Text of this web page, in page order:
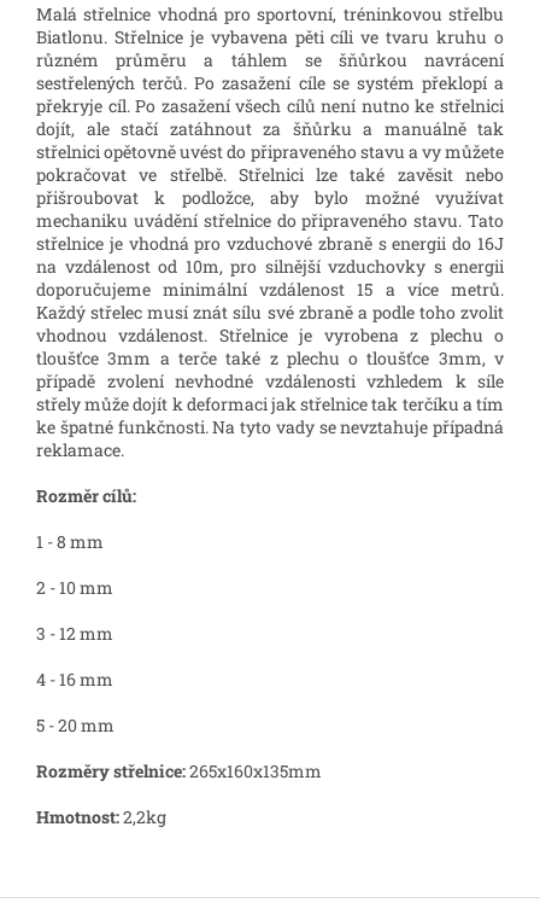
Malá střelnice vhodná pro sportovní, tréninkovou střelbu
Biatlonu. Střelnice je vybavena pěti cíli ve tvaru kruhu o
různém průměru a táhlem se šňůrkou navrácení
sestřelených terčů. Po zasažení cíle se systém překlopí a
překryje cíl. Po zasažení všech cílů není nutno ke střelnici
dojít, ale stačí zatáhnout za šňůrku a manuálně tak
střelnici opětovně uvést do připraveného stavu a vy můžete
pokračovat ve střelbě. Střelnici lze také zavěsit nebo
přišroubovat k podložce, aby bylo možné využívat
mechaniku uvádění střelnice do připraveného stavu. Tato
střelnice je vhodná pro vzduchové zbraně s energii do 16J
na vzdálenost od 10m, pro silnější vzduchovky s energii
doporučujeme minimální vzdálenost 15 a více metrů.
Každý střelec musí znát sílu své zbraně a podle toho zvolit
vhodnou vzdálenost. Střelnice je vyrobena z plechu o
tloušťce 3mm a terče také z plechu o tloušťce 3mm, v
případě zvolení nevhodné vzdálenosti vzhledem k síle
střely může dojít k deformaci jak střelnice tak terčíku a tím
ke špatné funkčnosti. Na tyto vady se nevztahuje případná
reklamace.
Rozměr cílů:
1 - 8 mm
2 - 10 mm
3 - 12 mm
4 - 16 mm
5 - 20 mm
Rozměry střelnice:265x160x135mm
Hmotnost:2,2kg
Z